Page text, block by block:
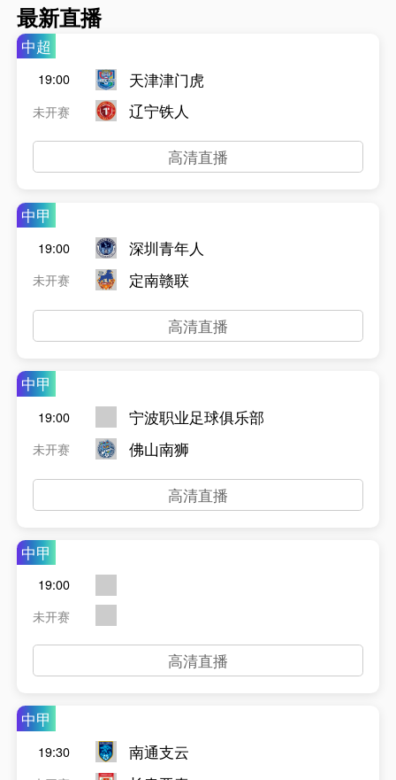
最新直播
中超
19:00
未开赛
天津津门虎
辽宁铁人
高清直播
中甲
19:00
未开赛
深圳青年人
定南赣联
高清直播
中甲
19:00
未开赛
宁波职业足球俱乐部
佛山南狮
高清直播
中甲
19:00
未开赛
高清直播
中甲
19:30
南通支云